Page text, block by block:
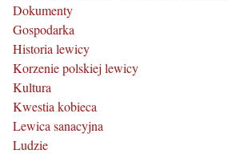
Dokumenty
Gospodarka
Historia lewicy
Korzenie polskiej lewicy
Kultura
Kwestia kobieca
Lewica sanacyjna
Ludzie